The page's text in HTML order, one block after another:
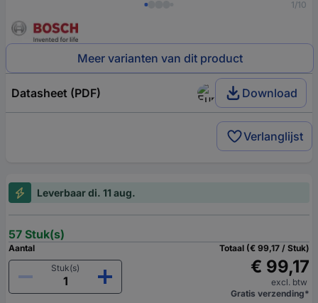
1/10
Meer varianten van dit product
Datasheet (PDF) Download
Verlanglijst
Leverbaar di. 11 aug.
57 Stuk(s)
Aantal
Stuk(s)
Totaal (€ 99,17 / Stuk)
€ 99,17
excl. btw
Gratis verzending*